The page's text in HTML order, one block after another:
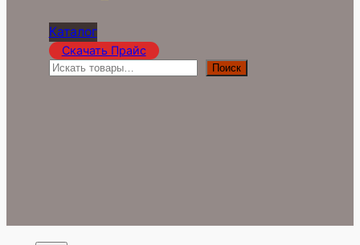
Каталог
Скачать Прайс
П
Поиск